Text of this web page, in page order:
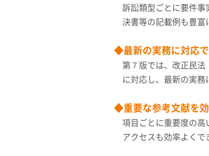
訴訟類型ごとに要件
決書等の記載例も豊富
◆最新の実務に対応
第７版では、改正民
に対応し、最新の実務
◆重要な参考文献を
項目ごとに重要度の
アクセスも効率よくで